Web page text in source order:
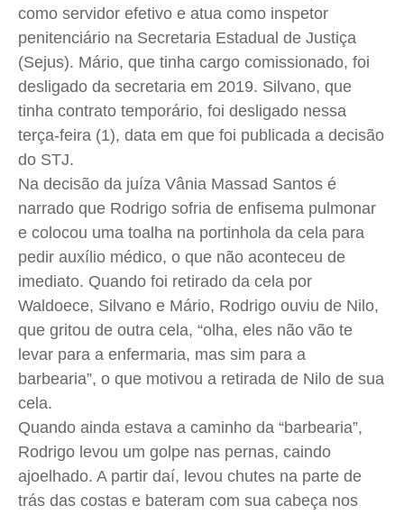
como servidor efetivo e atua como inspetor
penitenciário na Secretaria Estadual de Justiça
(Sejus). Mário, que tinha cargo comissionado, foi
desligado da secretaria em 2019. Silvano, que
tinha contrato temporário, foi desligado nessa
terça-feira (1), data em que foi publicada a decisão
do STJ.
Na decisão da juíza Vânia Massad Santos é
narrado que Rodrigo sofria de enfisema pulmonar
e colocou uma toalha na portinhola da cela para
pedir auxílio médico, o que não aconteceu de
imediato. Quando foi retirado da cela por
Waldoece, Silvano e Mário, Rodrigo ouviu de Nilo,
que gritou de outra cela, “olha, eles não vão te
levar para a enfermaria, mas sim para a
barbearia”, o que motivou a retirada de Nilo de sua
cela.
Quando ainda estava a caminho da “barbearia”,
Rodrigo levou um golpe nas pernas, caindo
ajoelhado. A partir daí, levou chutes na parte de
trás das costas e bateram com sua cabeça nos